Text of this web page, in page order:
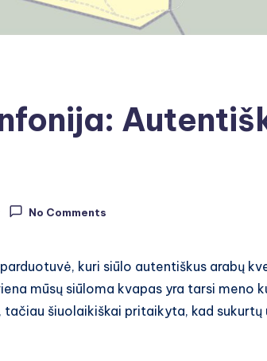
No Comments
kuri siūlo autentiškus arabų
mūsų siūloma kvapas yra tarsi meno
šiuolaikiškai pritaikyta, kad sukurtų